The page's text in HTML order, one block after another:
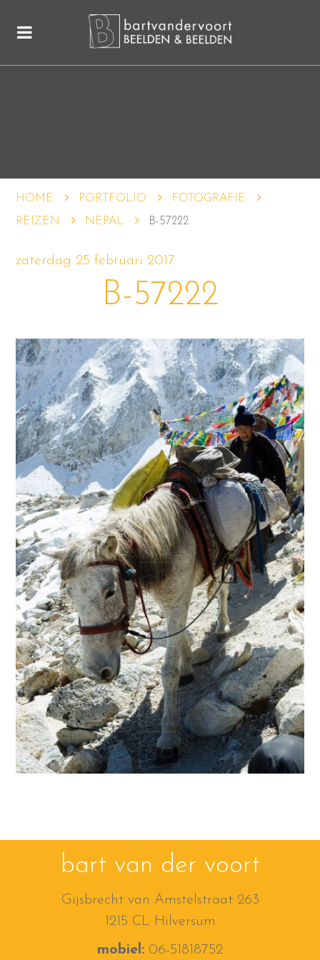
HOME PORTFOLIO
FOTOGRAFIE
REIZEN
NEPAL B-57222
zaterdag 25 februari 2017
B-57222
bart van der voort
Gijsbrecht van Amstelstraat 263
1215 CL Hilversum
mobiel: 06-51818752